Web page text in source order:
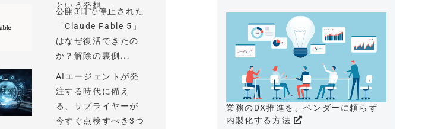
という発想
公開3日で停止された
「Claude Fable 5」
はなぜ復活できたの
か？解除の裏側...
AIエージェントが発
注する時代に備え
る、サプライヤーが
今すぐ点検すべき3つ
業務のDX推進を、ベンダーに頼らず
内製化する方法